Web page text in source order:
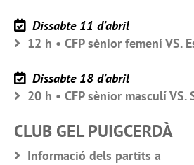
Dissabte 11 d’abril
12 h • CFP sènior femení VS.
Dissabte 18 d’abril
20 h • CFP sènior masculí VS.
CLUB GEL PUIGCERDÀ
Informació dels partits a